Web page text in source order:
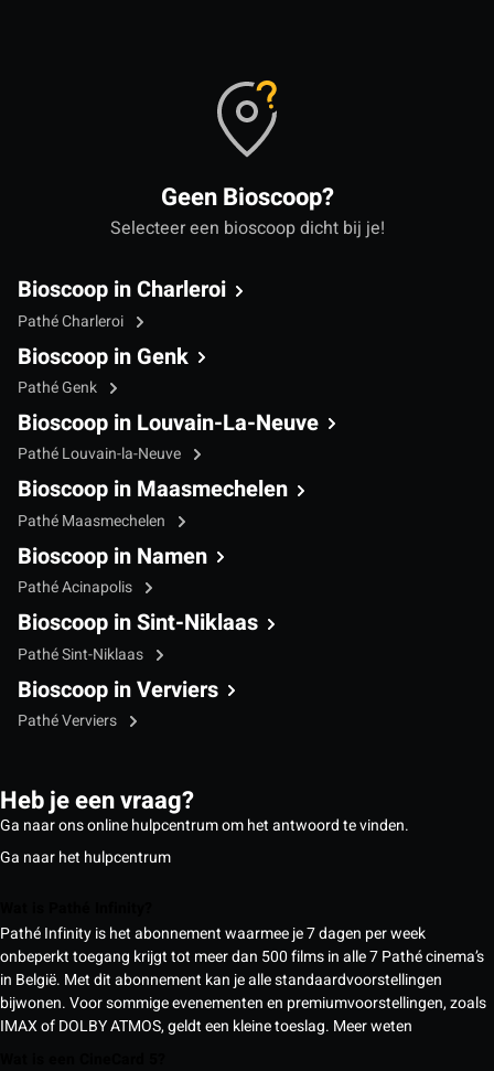
Geen Bioscoop?
Selecteer een bioscoop dicht bij je!
Bioscoop in Charleroi
Pathé Charleroi
Bioscoop in Genk
Pathé Genk
Bioscoop in Louvain-La-Neuve
Pathé Louvain-la-Neuve
Bioscoop in Maasmechelen
Pathé Maasmechelen
Bioscoop in Namen
Pathé Acinapolis
Bioscoop in Sint-Niklaas
Pathé Sint-Niklaas
Bioscoop in Verviers
Pathé Verviers
Heb je een vraag?
Ga naar ons online hulpcentrum om het antwoord te vinden.
Ga naar het hulpcentrum
Pathé Infinity is het abonnement waarmee je 7 dagen per week
onbeperkt toegang krijgt tot meer dan 500 films in alle 7 Pathé cinema’s
in België. Met dit abonnement kan je alle standaardvoorstellingen
bijwonen. Voor sommige evenementen en premiumvoorstellingen, zoals
IMAX of DOLBY ATMOS, geldt een kleine toeslag. Meer weten